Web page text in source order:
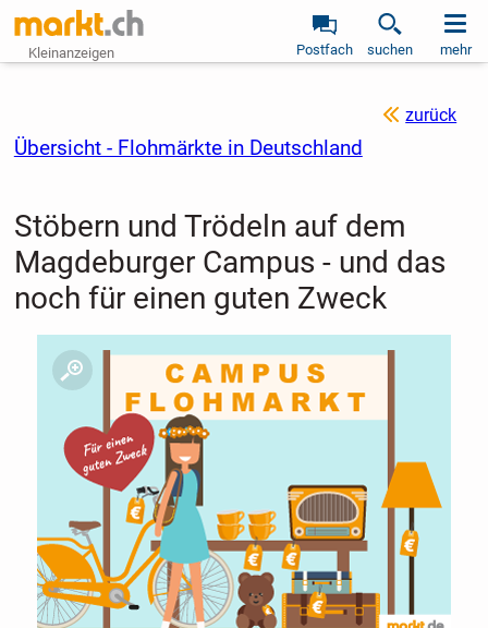
Kleinanzeigen Postfach suchen mehr
zurück
Übersicht - Flohmärkte in Deutschland
Stöbern und Trödeln auf dem
Magdeburger Campus - und das
noch für einen guten Zweck